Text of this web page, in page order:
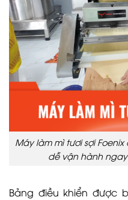
Máy làm mì tươi sợi
dễ vận hành
Bảng điều khiển được